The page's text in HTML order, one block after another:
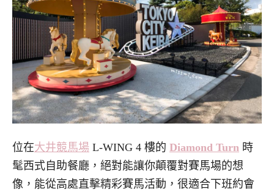
位在大井競馬場 L-WING 4 樓的 Diamond Turn 時
髦西式自助餐廳，絕對能讓你顛覆對賽馬場的想
像，能從高處直擊精彩賽馬活動，很適合下班約會